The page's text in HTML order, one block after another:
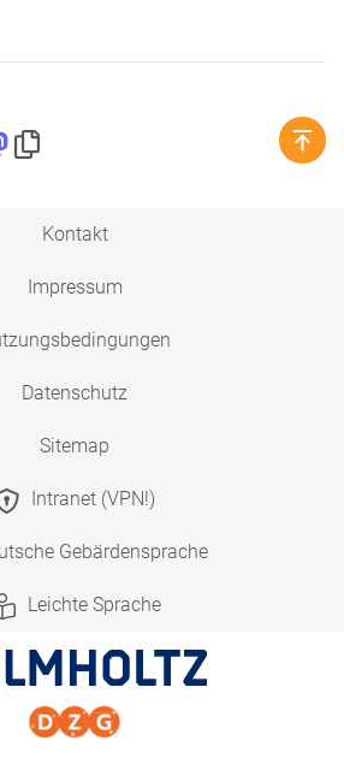
teilenteilen
Mastodon teilen
Link in die Zwischenablage kopieren
Kontakt
Impressum
Datenschutz
Sitemap
Intranet (VPN!)
Gebärdensprache
Leichte Sprache